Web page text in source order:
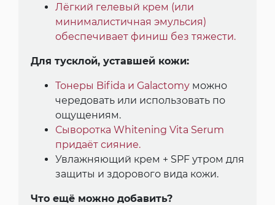
Лёгкий гелевый крем (или
минималистичная эмульсия)
обеспечивает финиш без тяжести.
Для тусклой, уставшей кожи:
Тонеры Bifida и Galactomy можно
чередовать или использовать по
ощущениям.
Сыворотка Whitening Vita Serum
придаёт сияние.
Увлажняющий крем + SPF утром для
защиты и здорового вида кожи.
Что ещё можно добавить?